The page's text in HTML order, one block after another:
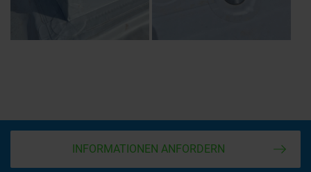
INFORMATIONEN ANFORDERN